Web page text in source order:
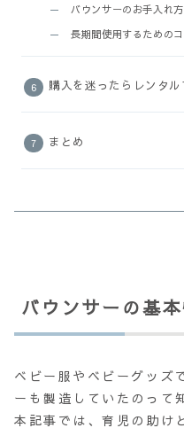
バウンサーのお手入れ
長期間使用するための
購入を迷ったらレンタル
まとめ
バウンサーの基
ベビー服やベビーグッズ
ーも製造していたのって
本記事では、育児の助け